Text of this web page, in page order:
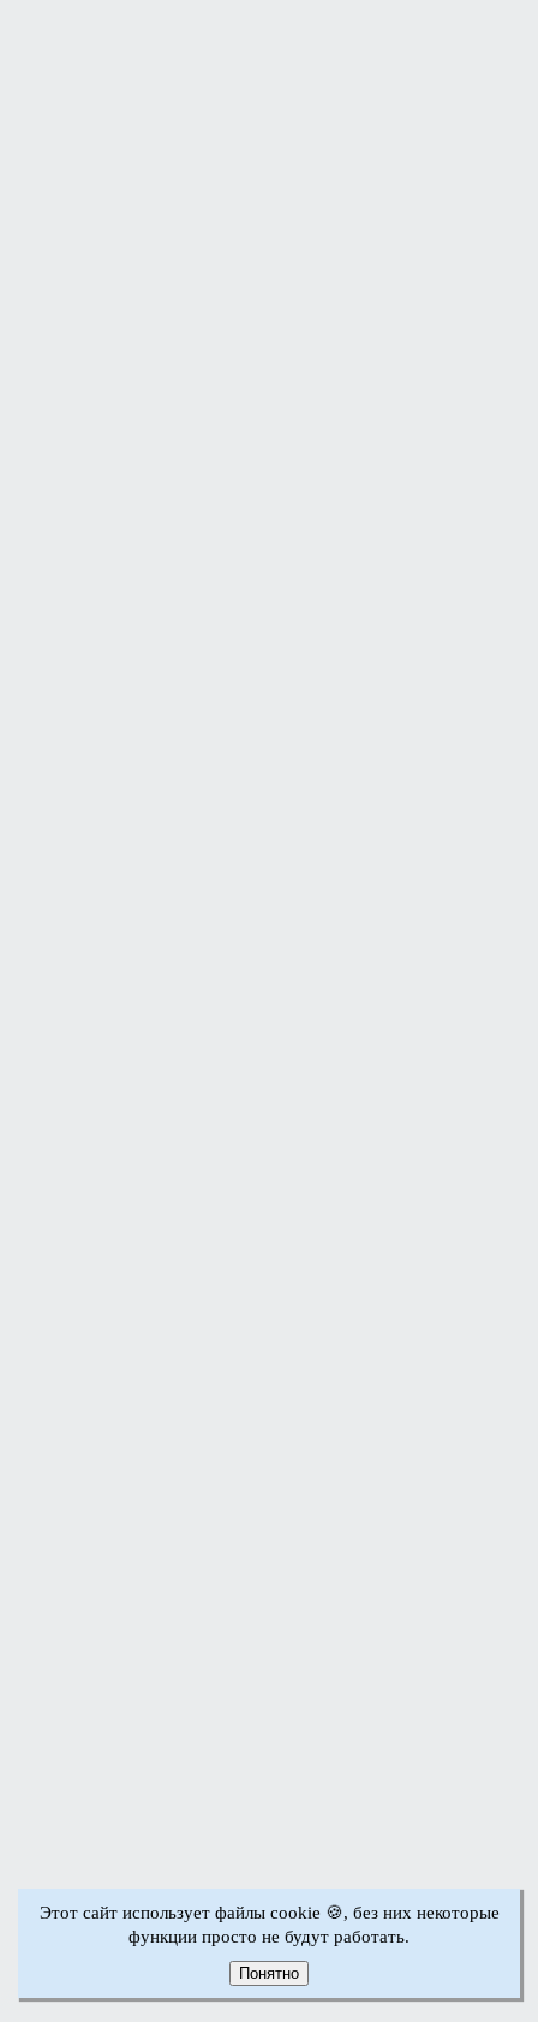
Этот сайт использует файлы cookie 🍪, без них некоторые
функции просто не будут работать.
Понятно